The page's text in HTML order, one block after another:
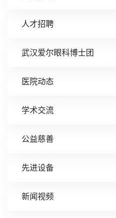
人才招聘
武汉爱尔眼科博士团
医院动态
学术交流
公益慈善
先进设备
新闻视频